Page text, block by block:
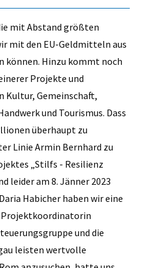
mit Abstand größten
mit den EU-Geldmitteln aus
können. Hinzu kommt noch
Projekte und
Kultur, Gemeinschaft,
und Tourismus. Dass
überhaupt zu
Linie Armin Bernhard zu
„Stilfs - Resilienz
leider am 8. Jänner 2023
Habicher haben wir eine
und die
leisten wertvolle